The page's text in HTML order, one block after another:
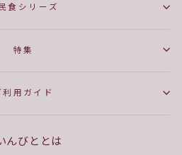
食シリーズ
特集
利用ガイド
んびととは